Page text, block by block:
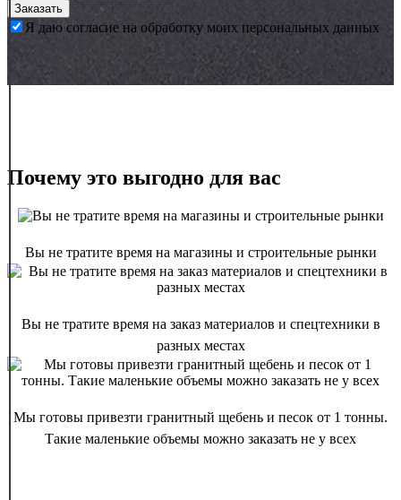
Заказать
Я даю согласие на обработку моих персональных данных
Почему это выгодно для вас
Вы не тратите время на магазины и строительные рынки
Вы не тратите время на заказ материалов и спецтехники в
разных местах
Мы готовы привезти гранитный щебень и песок от 1 тонны.
Такие маленькие объемы можно заказать не у всех